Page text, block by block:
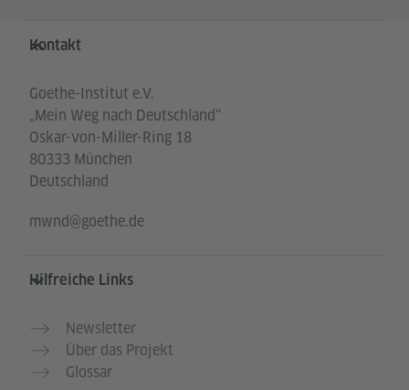
Service- und Informationsbereich
Kontakt
Goethe-Institut e.V.
„Mein Weg nach Deutschland“
Oskar-von-Miller-Ring 18
80333 München
Deutschland
mwnd@goethe.de
Hilfreiche Links
Newsletter
Über das Projekt
Glossar